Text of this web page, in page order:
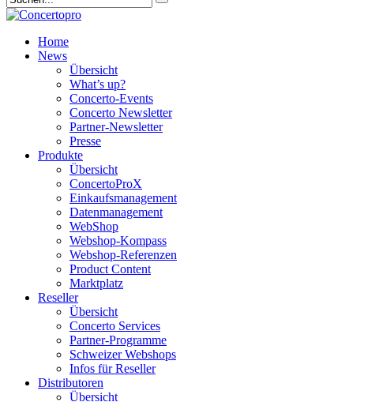
Home
News
Übersicht
What’s up?
Concerto-Events
Concerto Newsletter
Partner-Newsletter
Presse
Produkte
Übersicht
ConcertoProX
Einkaufsmanagement
Datenmanagement
WebShop
Webshop-Kompass
Webshop-Referenzen
Product Content
Marktplatz
Reseller
Übersicht
Concerto Services
Partner-Programme
Schweizer Webshops
Infos für Reseller
Distributoren
Übersicht